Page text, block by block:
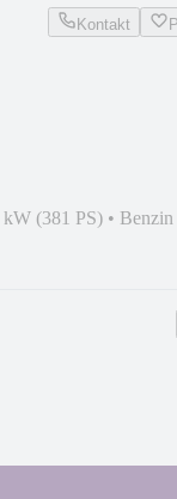
Kontakt
kW (381 PS) • Benzin